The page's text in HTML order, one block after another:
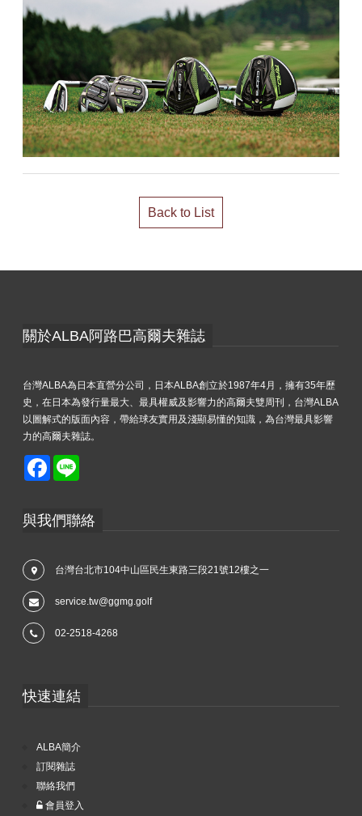
Back to List
關於ALBA阿路巴高爾夫雜誌
台灣ALBA為日本直營分公司，日本ALBA創立於1987年4月，擁有35年歷
史，在日本為發行量最大、最具權威及影響力的高爾夫雙周刊，台灣ALBA
以圖解式的版面內容，帶給球友實用及淺顯易懂的知識，為台灣最具影響
力的高爾夫雜誌。
Facebook
與我們聯絡
台灣台北市104中山區民生東路三段21號12樓之一
service.tw@ggmg.golf
02-2518-4268
快速連結
ALBA簡介
訂閱雜誌
聯絡我們
會員登入